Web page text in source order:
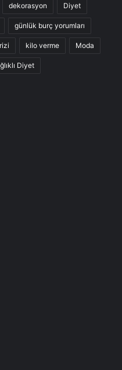
dekorasyon Diyet
günlük burç yorumları
kilo verme Moda
Diyet